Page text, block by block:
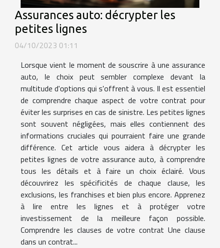
Assurances auto: décrypter les
petites lignes
04/10/2023 01:11
Lorsque vient le moment de souscrire à une assurance
auto, le choix peut sembler complexe devant la
multitude d'options qui s'offrent à vous. Il est essentiel
de comprendre chaque aspect de votre contrat pour
éviter les surprises en cas de sinistre. Les petites lignes
sont souvent négligées, mais elles contiennent des
informations cruciales qui pourraient faire une grande
différence. Cet article vous aidera à décrypter les
petites lignes de votre assurance auto, à comprendre
tous les détails et à faire un choix éclairé. Vous
découvrirez les spécificités de chaque clause, les
exclusions, les franchises et bien plus encore. Apprenez
à lire entre les lignes et à protéger votre
investissement de la meilleure façon possible.
Comprendre les clauses de votre contrat Une clause
dans un contrat...